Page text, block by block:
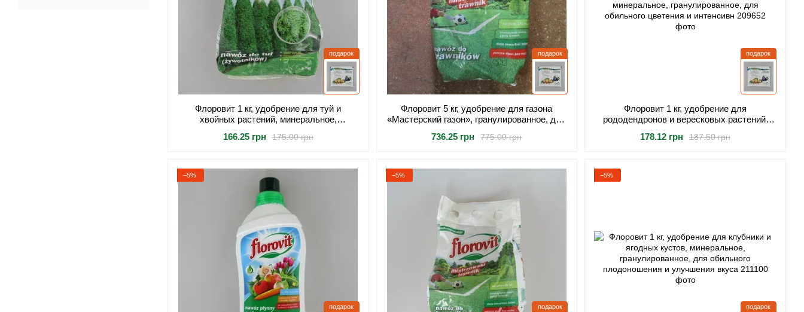
подарок
Флоровит 1 кг, удобрение для туй и
хвойных растений, минеральное,
насыщенного цвета хвои
175.00 грн
166.25 грн
подарок
Флоровит 5 кг, удобрение для газона
«Мастерский газон», гранулированное, для
775.00 грн
736.25 грн
подарок
Флоровит 1 кг, удобрение для
рододендронов и вересковых растений,
обильного цветения и интенсивн
187.50 грн
178.12 грн
подарок
−5%
подарок
−5%
подарок
−5%